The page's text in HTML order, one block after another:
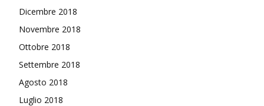
Dicembre 2018
Novembre 2018
Ottobre 2018
Settembre 2018
Agosto 2018
Luglio 2018